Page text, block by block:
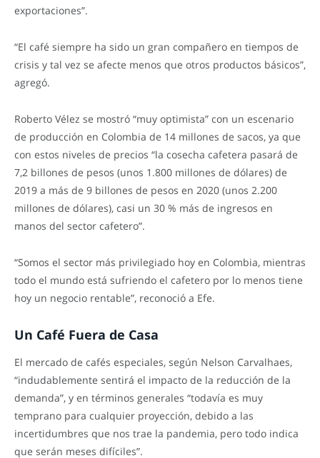
exportaciones”.
“El café siempre ha sido un gran compañero en tiempos de
crisis y tal vez se afecte menos que otros productos básicos”,
agregó.
Roberto Vélez se mostró “muy optimista” con un escenario
de producción en Colombia de 14 millones de sacos, ya que
con estos niveles de precios “la cosecha cafetera pasará de
7,2 billones de pesos (unos 1.800 millones de dólares) de
2019 a más de 9 billones de pesos en 2020 (unos 2.200
millones de dólares), casi un 30 % más de ingresos en
manos del sector cafetero”.
“Somos el sector más privilegiado hoy en Colombia, mientras
todo el mundo está sufriendo el cafetero por lo menos tiene
hoy un negocio rentable”, reconoció a Efe.
Un Café Fuera de Casa
El mercado de cafés especiales, según Nelson Carvalhaes,
“indudablemente sentirá el impacto de la reducción de la
demanda”, y en términos generales “todavía es muy
temprano para cualquier proyección, debido a las
incertidumbres que nos trae la pandemia, pero todo indica
que serán meses difíciles”.